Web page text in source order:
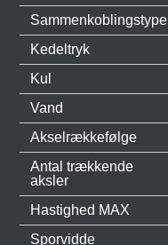
Sammenkoblingstype
Kedeltryk
Kul
Vand
Akselrækkefølge
Antal trækkende
aksler
Hastighed MAX
Sporvidde